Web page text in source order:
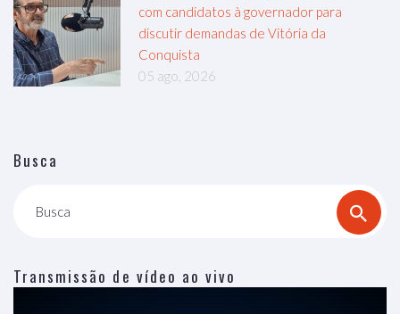
com candidatos à governador para
discutir demandas de Vitória da
Conquista
05 ago, 2026
Busca
Busca
Transmissão de vídeo ao vivo